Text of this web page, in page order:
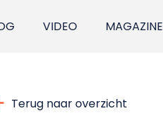
VIDEO MAGAZINE
Terug naar overzicht